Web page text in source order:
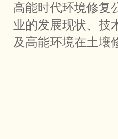
高能时代环境修复
业的发展现状、技
及高能环境在土壤